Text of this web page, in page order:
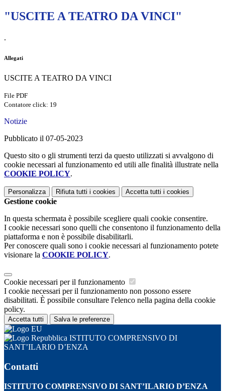
"USCITE A TEATRO DA VINCI"
.
Allegati
USCITE A TEATRO DA VINCI
File PDF
Contatore click: 19
Notizie
Pubblicato il 07-05-2023
Questo sito o gli strumenti terzi da questo utilizzati si avvalgono di
cookie necessari al funzionamento ed utili alle finalità illustrate nella
COOKIE POLICY.
Personalizza Rifiuta tutti i cookies Accetta tutti i cookies
Gestione cookie
In questa schermata è possibile scegliere quali cookie consentire.
I cookie necessari sono quelli che consentono il funzionamento della
piattaforma e non è possibile disabilitarli.
Per conoscere quali sono i cookie necessari al funzionamento potete
visionare la COOKIE POLICY.
Cookie necessari per il funzionamento
I cookie necessari per il funzionamento non possono essere
disabilitati. È possibile consultare l'elenco nella pagina della cookie
policy.
Accetta tutti Salva le preferenze
ISTITUTO COMPRENSIVO DI
SANT’ILARIO D’ENZA
Contatti
ISTITUTO COMPRENSIVO DI SANT’ILARIO D’ENZA